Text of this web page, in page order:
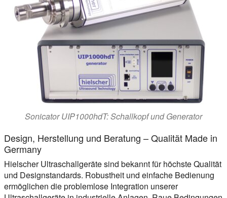
Sonicator UIP1000hdT: Schallkopf und Generator
Design, Herstellung und Beratung – Qualität Made in
Germany
Hielscher Ultraschallgeräte sind bekannt für höchste Qualität
und Designstandards. Robustheit und einfache Bedienung
ermöglichen die problemlose Integration unserer